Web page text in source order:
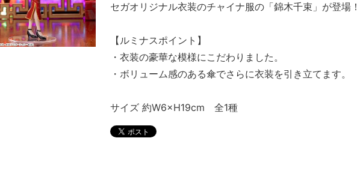
セガオリジナル衣装のチャイナ服の「錦木千束」が登場！
【ルミナスポイント】
・衣装の豪華な模様にこだわりました。
・ボリューム感のある傘でさらに衣装を引き立てます。
サイズ 約W6×H19cm 全1種